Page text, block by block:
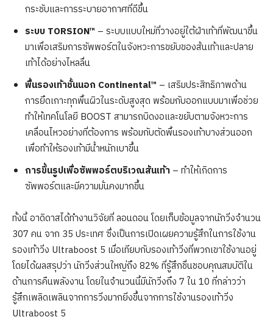
กระชับและการระบายอากาศที่ดีขึ้น
ระบบ TORSION™ – ระบบแบบใหม่ที่วางอยู่ใต้ฝ่าเท้าที่พัฒนาขึ้น
มาเพื่อเสริมการซัพพอร์ตในจังหวะการขยับของส้นเท้าและปลาย
เท้าได้อย่างไหลลื่น
พื้นรองเท้าชั้นนอก Continental™ – เสริมประสิทธิภาพด้าน
การยึดเกาะทุกพื้นผิวในระดับสูงสุด พร้อมกับออกแบบมาเพื่อช่วย
ทำให้เทคโนโลยี BOOST สามารถบิดงอและขยับตามจังหวะการ
เคลื่อนไหวอย่างที่ต้องการ พร้อมกับตัดพื้นรองเท้าบางส่วนออก
เพื่อทำให้รองเท้ามีน้ำหนักเบาขึ้น
การขึ้นรูปเพื่อซัพพอร์ตบริเวณส้นเท้า – ทำให้เกิดการ
ซัพพอร์ตและมีความมั่นคงมากขึ้น
ทั้งนี้ อาดิดาสได้ทำงานวิจัยที่ ลอนดอน โดยเก็บข้อมูลจากนักวิ่งจำนวน
307 คน จาก 35 ประเทศ ซึ่งเป็นการเปิดเผยความรู้สึกในการใช้งาน
รองเท้าวิ่ง Ultraboost 5 เมื่อเทียบกับรองเท้าวิ่งที่พวกเขาใช้งานอยู่
โดยได้ผลสรุปว่า นักวิ่งส่วนใหญ่ถึง 82% ที่รู้สึกชื่นชอบคุณสมบัติใน
ด้านการคืนพลังงาน โดยในจำนวนนี้มีนักวิ่งถึง 7 ใน 10 ที่กล่าวว่า
รู้สึกเพลิดเพลินจากการวิ่งมากยิ่งขึ้นจากการใช้งานรองเท้าวิ่ง
Ultraboost 5